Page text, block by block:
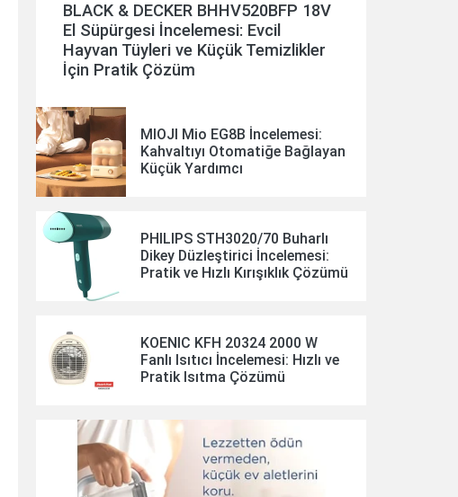
BLACK & DECKER BHHV520BFP 18V
El Süpürgesi İncelemesi: Evcil
Hayvan Tüyleri ve Küçük Temizlikler
İçin Pratik Çözüm
MIOJI Mio EG8B İncelemesi:
Kahvaltıyı Otomatiğe Bağlayan
Küçük Yardımcı
PHILIPS STH3020/70 Buharlı
Dikey Düzleştirici İncelemesi:
Pratik ve Hızlı Kırışıklık Çözümü
KOENIC KFH 20324 2000 W
Fanlı Isıtıcı İncelemesi: Hızlı ve
Pratik Isıtma Çözümü